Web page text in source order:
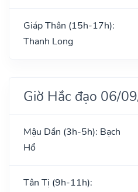
Giáp Thân (15h-17h):
Thanh Long
Giờ Hắc đạo 06/
Mậu Dần (3h-5h): Bạch
Hổ
Tân Tị (9h-11h):